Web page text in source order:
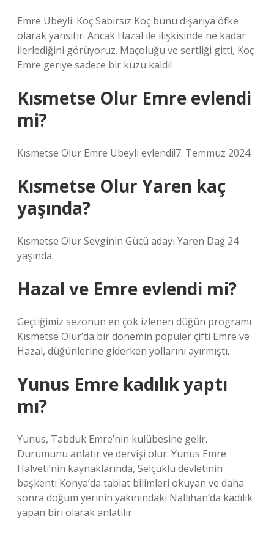
Emre Ubeyli: Koç Sabırsız Koç bunu dışarıya öfke
olarak yansıtır. Ancak Hazal ile ilişkisinde ne kadar
ilerlediğini görüyoruz. Maçoluğu ve sertliği gitti, Koç
Emre geriye sadece bir kuzu kaldı!
Kısmetse Olur Emre evlendi
mi?
Kısmetse Olur Emre Ubeyli evlendi!7. Temmuz 2024
Kısmetse Olur Yaren kaç
yaşında?
Kısmetse Olur Sevginin Gücü adayı Yaren Dağ 24
yaşında.
Hazal ve Emre evlendi mi?
Geçtiğimiz sezonun en çok izlenen düğün programı
Kısmetse Olur’da bir dönemin popüler çifti Emre ve
Hazal, düğünlerine giderken yollarını ayırmıştı.
Yunus Emre kadılık yaptı
mı?
Yunus, Tabduk Emre’nin kulübesine gelir.
Durumunu anlatır ve dervişi olur. Yunus Emre
Halveti’nin kaynaklarında, Selçuklu devletinin
başkenti Konya’da tabiat bilimleri okuyan ve daha
sonra doğum yerinin yakınındaki Nallıhan’da kadılık
yapan biri olarak anlatılır.